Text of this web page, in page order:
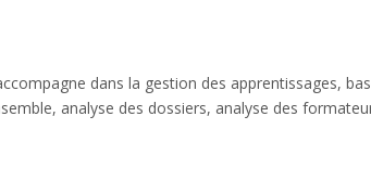
dans la gestion des apprentissages,
analyse des dossiers, analyse des